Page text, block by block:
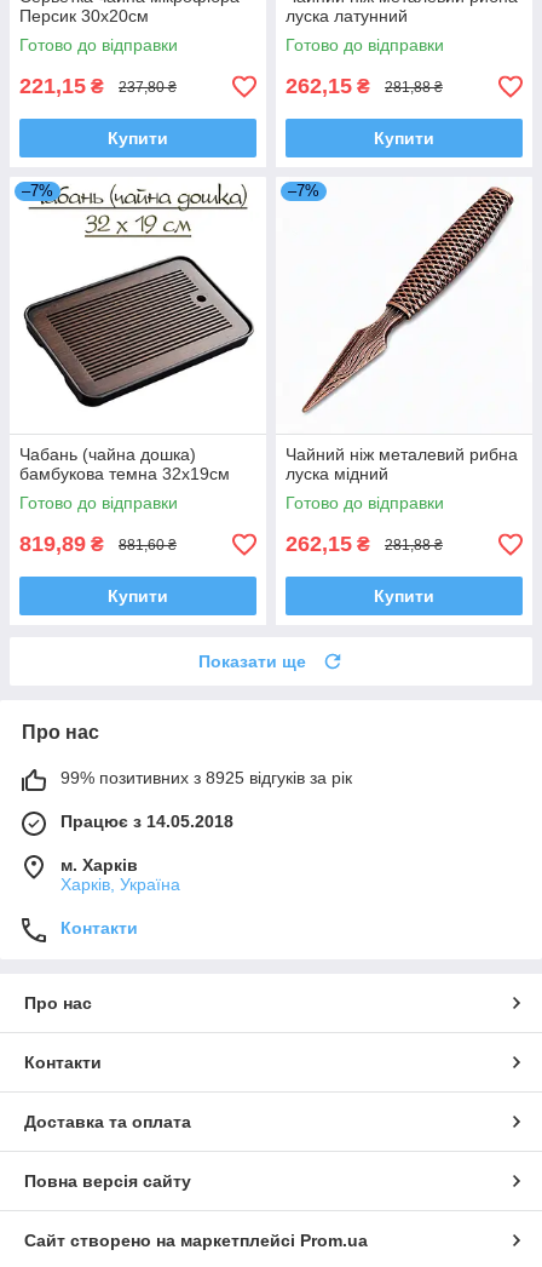
Персик 30х20см
Готово до відправки
221,15 ₴ 237,80 ₴
Купити
луска латунний
Готово до відправки
262,15 ₴ 281,88 ₴
Купити
–7%
Чабань (чайна дошка)
бамбукова темна 32х19см
Готово до відправки
819,89 ₴ 881,60 ₴
Купити
–7%
Чайний ніж металевий рибна
луска мідний
Готово до відправки
262,15 ₴ 281,88 ₴
Купити
Показати ще
Про нас
99% позитивних з 8925 відгуків за рік
Працює з 14.05.2018
м. Харків
Харків, Україна
Контакти
Про нас
Контакти
Доставка та оплата
Повна версія сайту
Сайт створено на маркетплейсі Prom.ua